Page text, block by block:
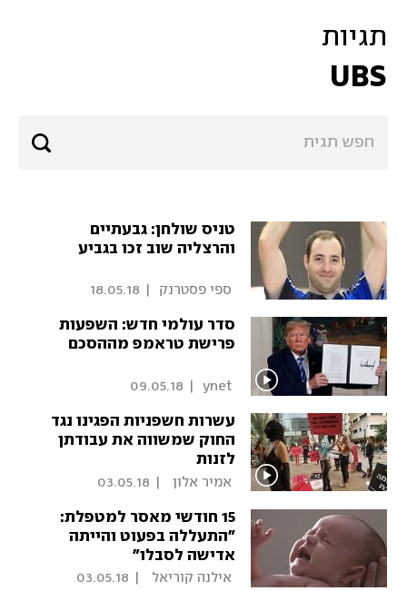
תגיות
UBS
טניס שולחן: גבעתיים
והרצליה שוב זכו בגביע
ספי פסטרנק 18.05.18
סדר עולמי חדש: השפעות
פרישת טראמפ מההסכם
09.05.18
עשרות חשפניות הפגינו נגד
החוק שמשווה את עבודתן
לזנות
אמיר אלון 03.05.18
15 חודשי מאסר למטפלת:
"התעללה בפעוט והייתה
אדישה לסבלו"
אילנה קוריאל 03.05.18